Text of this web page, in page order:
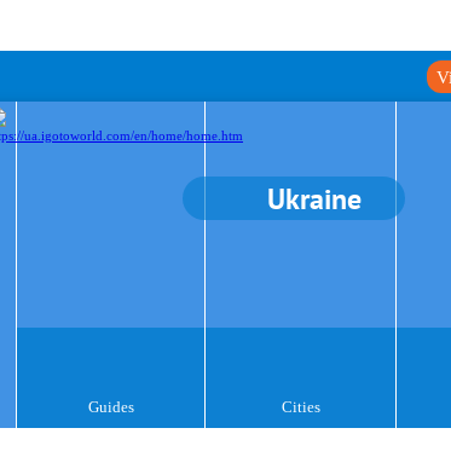
Ukraine
Guides Cities